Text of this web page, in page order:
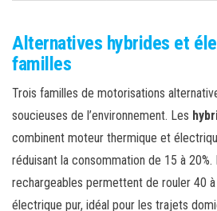
Alternatives hybrides et
familles
Trois familles de motorisations
soucieuses de l’environnement. Les
combinent moteur thermique et
réduisant la consommation de 15 à 20%.
rechargeables permettent de rouler 40
électrique pur, idéal pour les trajets